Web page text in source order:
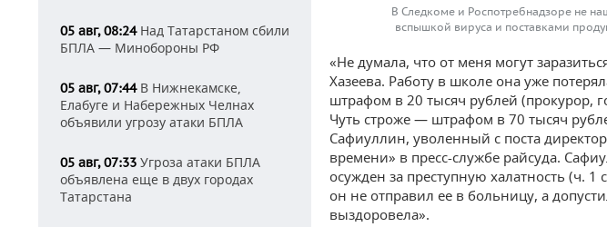
05 авг, 08:24Над Татарстаном сбили
БПЛА — Минобороны РФ
05 авг, 07:44В Нижнекамске,
Елабуге и Набережных Челнах
объявили угрозу атаки БПЛА
05 авг, 07:33 Угроза атаки БПЛА
объявлена еще в двух городах
Татарстана
В Следкоме и Роспотребнадзоре не
вспышкой вируса и поставками
«Не думала, что от меня могут
Хазеева. Работу в школе она уже
штрафом в 20 тысяч рублей (прокурор,
Чуть строже — штрафом в 70 тысяч
Сафиуллин, уволенный с поста
времени» в пресс-службе райсуда.
осужден за преступную халатность (ч.
он не отправил ее в больницу, а
выздоровела».